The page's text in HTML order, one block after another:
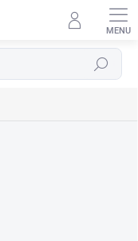
Hledat